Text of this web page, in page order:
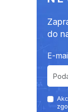
do
E-